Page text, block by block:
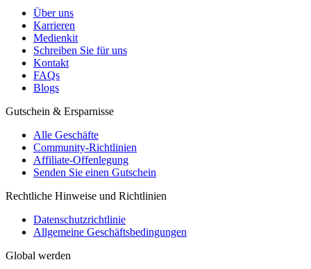
Über uns
Karrieren
Medienkit
Schreiben Sie für uns
Kontakt
FAQs
Blogs
Gutschein & Ersparnisse
Alle Geschäfte
Community-Richtlinien
Affiliate-Offenlegung
Senden Sie einen Gutschein
Rechtliche Hinweise und Richtlinien
Datenschutzrichtlinie
Allgemeine Geschäftsbedingungen
Global werden